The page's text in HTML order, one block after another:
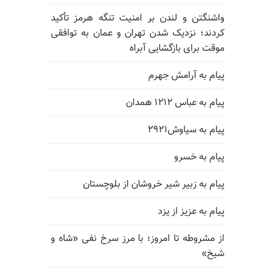
واشنگتن و لندن بر امنیت تنگه هرمز تأکید
کردند؛ نزدیک شدن تهران و عمان به توافقی
موقت برای بازگشایی آبراه
پیام به آرامش جهرم
پیام به عباس ۱۲۱۲ همدان
پیام به سیاوش۲۹۲۱
پیام به خسرو
پیام به زبیر شیر خروشان از بلوچستان
پیام به عزیز از یزد
از مشروطه تا امروز؛ با مرز سرخ نفی «شاه و
شیخ»